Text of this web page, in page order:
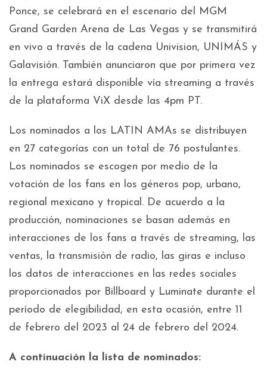
Ponce, se celebrará en el escenario del MGM
Grand Garden Arena de Las Vegas y se transmitirá
en vivo a través de la cadena Univision, UNIMÁS y
Galavisión. También anunciaron que por primera vez
la entrega estará disponible vía streaming a través
de la plataforma ViX desde las 4pm PT.
Los nominados a los LATIN AMAs se distribuyen
en 27 categorías con un total de 76 postulantes.
Los nominados se escogen por medio de la
votación de los fans en los géneros pop, urbano,
regional mexicano y tropical. De acuerdo a la
producción, nominaciones se basan además en
interacciones de los fans a través de streaming, las
ventas, la transmisión de radio, las giras e incluso
los datos de interacciones en las redes sociales
proporcionados por Billboard y Luminate durante el
período de elegibilidad, en esta ocasión, entre 11
de febrero del 2023 al 24 de febrero del 2024.
A continuación la lista de nominados: